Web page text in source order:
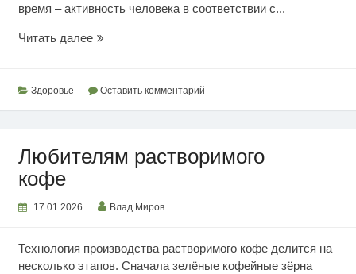
время – активность человека в соответствии с...
Читать далееКак
депрессию
Здоровье Оставить комментарий
Любителям растворимого
кофе
17.01.2026 Влад Миров
Технология производства растворимого кофе делится на
несколько этапов. Сначала зелёные кофейные зёрна